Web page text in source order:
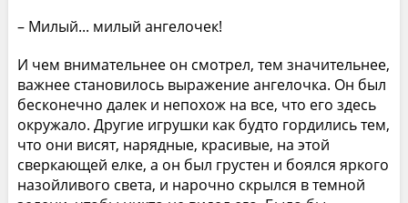
– Милый... милый ангелочек!
И чем внимательнее он смотрел, тем значительнее,
важнее становилось выражение ангелочка. Он был
бесконечно далек и непохож на все, что его здесь
окружало. Другие игрушки как будто гордились тем,
что они висят, нарядные, красивые, на этой
сверкающей елке, а он был грустен и боялся яркого
назойливого света, и нарочно скрылся в темной